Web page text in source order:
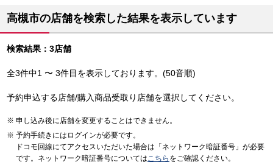
高槻市の店舗を検索した結果を表示しています
検索結果：3店舗
全3件中1 〜 3件目を表示しております。(50音順)
予約申込する店舗/購入商品受取り店舗を選択してください。
申し込み後に店舗を変更することはできません。
予約手続きにはログインが必要です。
ドコモ回線にてアクセスいただいた場合は「ネットワーク暗証番号」が必要
です。ネットワーク暗証番号についてはこちら をご確認ください。